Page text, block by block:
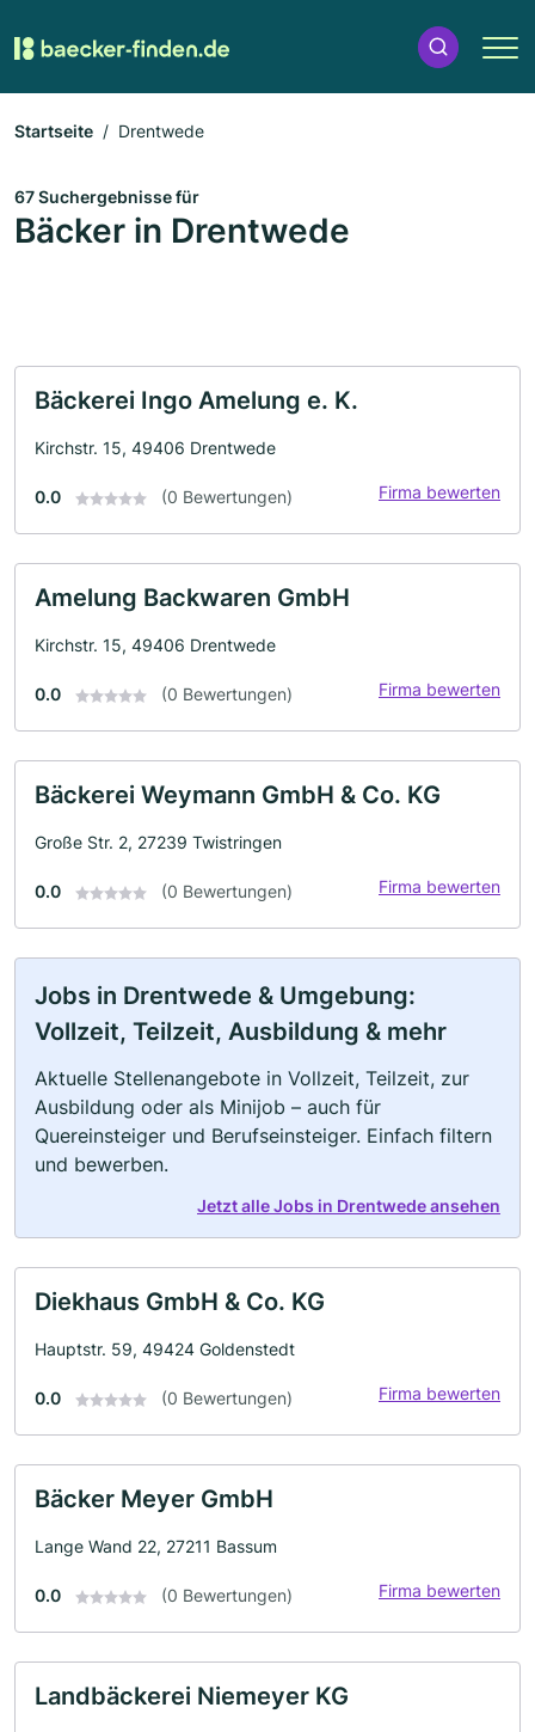
Startseite Drentwede
67 Suchergebnisse für
Bäcker in Drentwede
Bäckerei Ingo Amelung e. K.
Kirchstr. 15, 49406 Drentwede
0.0 (0 Bewertungen) Firma bewerten
Amelung Backwaren GmbH
Kirchstr. 15, 49406 Drentwede
0.0 (0 Bewertungen) Firma bewerten
Bäckerei Weymann GmbH & Co. KG
Große Str. 2, 27239 Twistringen
0.0 (0 Bewertungen) Firma bewerten
Jobs in Drentwede & Umgebung:
Vollzeit, Teilzeit, Ausbildung & mehr
Aktuelle Stellenangebote in Vollzeit, Teilzeit, zur
Ausbildung oder als Minijob – auch für
Quereinsteiger und Berufseinsteiger. Einfach filtern
und bewerben.
Jetzt alle Jobs in Drentwede ansehen
Diekhaus GmbH & Co. KG
Hauptstr. 59, 49424 Goldenstedt
0.0 (0 Bewertungen) Firma bewerten
Bäcker Meyer GmbH
Lange Wand 22, 27211 Bassum
0.0 (0 Bewertungen) Firma bewerten
Landbäckerei Niemeyer KG